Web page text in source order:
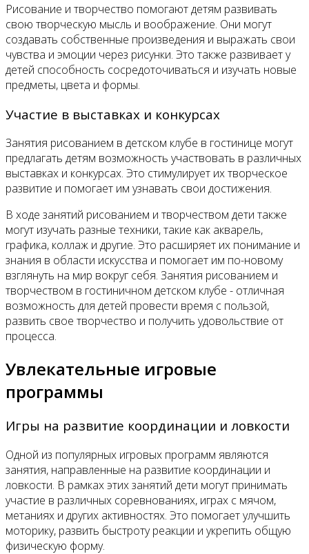
Рисование и творчество помогают детям развивать
свою творческую мысль и воображение. Они могут
создавать собственные произведения и выражать свои
чувства и эмоции через рисунки. Это также развивает у
детей способность сосредоточиваться и изучать новые
предметы, цвета и формы.
Участие в выставках и конкурсах
Занятия рисованием в детском клубе в гостинице могут
предлагать детям возможность участвовать в различных
выставках и конкурсах. Это стимулирует их творческое
развитие и помогает им узнавать свои достижения.
В ходе занятий рисованием и творчеством дети также
могут изучать разные техники, такие как акварель,
графика, коллаж и другие. Это расширяет их понимание и
знания в области искусства и помогает им по-новому
взглянуть на мир вокруг себя. Занятия рисованием и
творчеством в гостиничном детском клубе - отличная
возможность для детей провести время с пользой,
развить свое творчество и получить удовольствие от
процесса.
Увлекательные игровые
программы
Игры на развитие координации и ловкости
Одной из популярных игровых программ являются
занятия, направленные на развитие координации и
ловкости. В рамках этих занятий дети могут принимать
участие в различных соревнованиях, играх с мячом,
метаниях и других активностях. Это помогает улучшить
моторику, развить быстроту реакции и укрепить общую
физическую форму.